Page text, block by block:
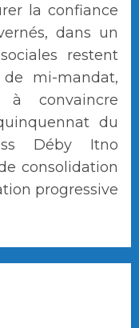
la confiance
dans un
restent
mi-mandat,
à convaincre
du
Déby Itno
consolidation
progressive